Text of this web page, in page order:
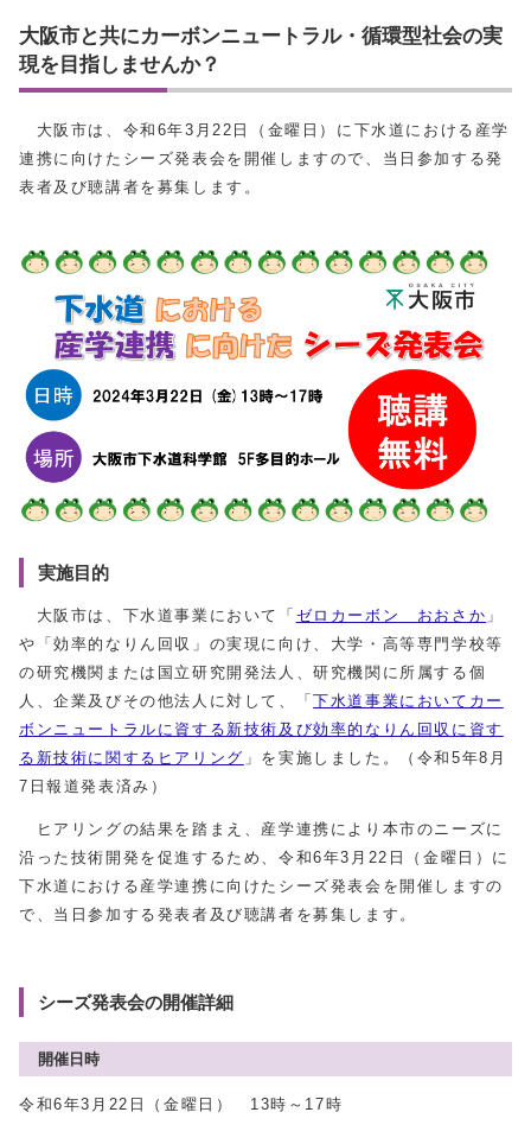
大阪市と共にカーボンニュートラル・循環型社会の実
現を目指しませんか？
大阪市は、令和6年3月22日（金曜日）に下水道における産学
連携に向けたシーズ発表会を開催しますので、当日参加する発
表者及び聴講者を募集します。
実施目的
大阪市は、下水道事業において「 ゼロカーボン おおさか 」
や「効率的なりん回収」の実現に向け、大学・高等専門学校等
の研究機関または国立研究開発法人、研究機関に所属する個
人、企業及びその他法人に対して、「下水道事業においてカー
ボンニュートラルに資する新技術及び効率的なりん回収に資す
る新技術に関するヒアリング 」を実施しました。（令和5年8月
7日報道発表済み）
ヒアリングの結果を踏まえ、産学連携により本市のニーズに
沿った技術開発を促進するため、令和6年3月22日（金曜日）に
下水道における産学連携に向けたシーズ発表会を開催しますの
で、当日参加する発表者及び聴講者を募集します。
シーズ発表会の開催詳細
開催日時
令和6年3月22日（金曜日） 13時～17時